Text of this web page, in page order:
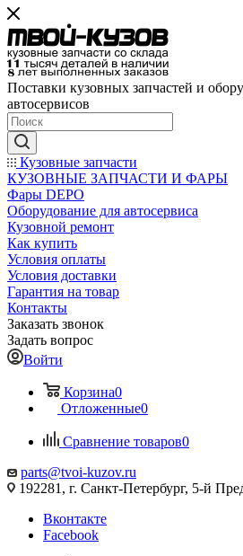
Поставки кузовных запчастей и
автосервисов
Кузовные запчасти
КУЗОВНЫЕ ЗАПЧАСТИ И ФАРЫ
Фары DEPO
Оборудование для автосервиса
Кузовной ремонт
Как купить
Условия оплаты
Условия доставки
Гарантия на товар
Контакты
Заказать звонок
Задать вопрос
Войти
Корзина0
Отложенные0
Сравнение товаров0
parts@tvoi-kuzov.ru
192281, г. Санкт-Петербург, 5-й
Вконтакте
Facebook